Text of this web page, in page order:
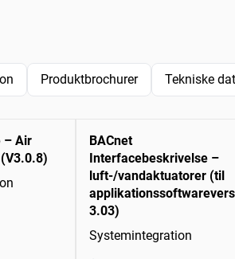
Produktbrochurer Tekniske
– Air
BACnet
Interfacebeskrivelse –
luft-/vandaktuatorer (til
3.03)
Systemintegration